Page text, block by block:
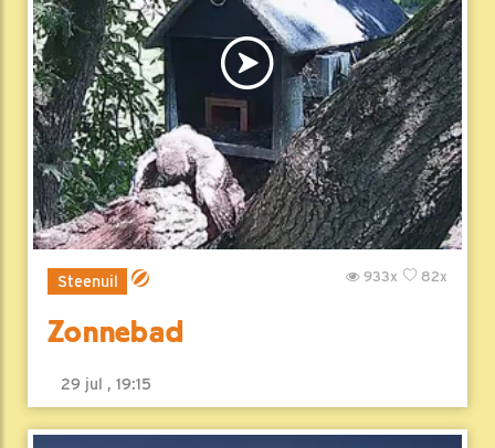
Steenuil 82x
933x
Zonnebad
29 jul , 19:15